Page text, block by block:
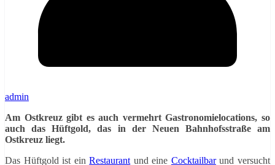
admin
Am Ostkreuz gibt es auch vermehrt Gastronomielocations, so
auch das Hüftgold, das in der Neuen Bahnhofsstraße am
Ostkreuz liegt.
Das Hüftgold ist einRestaurant und eine Cocktailbarund versucht